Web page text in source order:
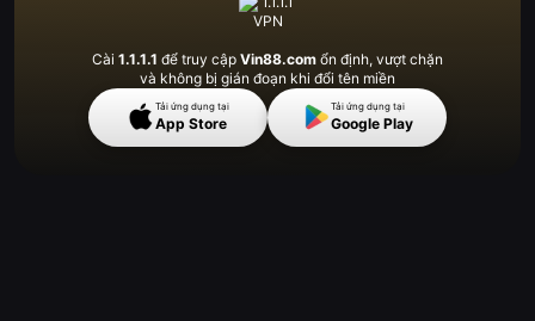
Cài 1.1.1.1 để truy cập Vin88.com ổn định, vượt chặn
và không bị gián đoạn khi đổi tên miền
Tải ứng dụng tại
App Store
Tải ứng dụng tại
Google Play